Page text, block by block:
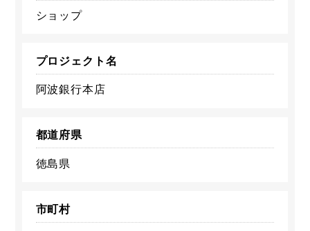
ショップ
プロジェクト名
阿波銀行本店
都道府県
徳島県
市町村